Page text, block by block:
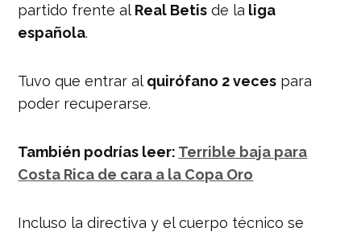
partido frente al Real Betis de la liga
española.
Tuvo que entrar al quirófano 2 veces para
poder recuperarse.
También podrías leer: Terrible baja para
Costa Rica de cara a la Copa Oro
Incluso la directiva y el cuerpo técnico se